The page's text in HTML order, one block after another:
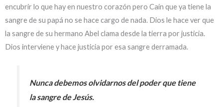
encubrir lo que hay en nuestro corazón pero Caín que ya tiene la
sangre de su papá no se hace cargo de nada. Dios le hace ver que
la sangre de su hermano Abel clama desde la tierra por justicia.
Dios interviene y hace justicia por esa sangre derramada.
Nunca debemos olvidarnos del poder que tiene
la sangre de Jesús.